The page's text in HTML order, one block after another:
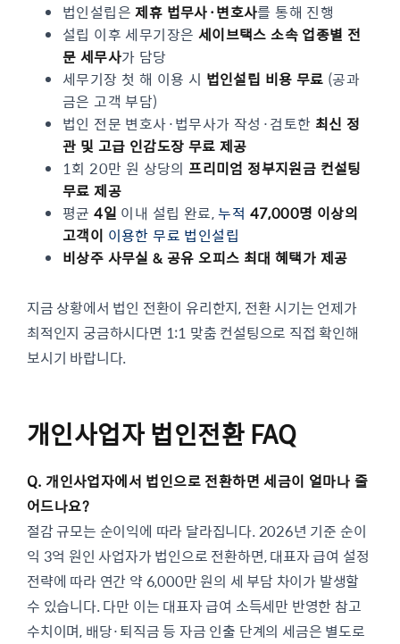
법인설립은제휴 법무사·변호사를 통해 진행
설립 이후 세무기장은 세이브택스 소속 업종별 전
문 세무사가 담당
세무기장 첫 해 이용 시 법인설립 비용 무료 (공과
금은 고객 부담)
법인 전문 변호사·법무사가 작성·검토한 최신 정
관 및 고급 인감도장 무료 제공
1회 20만 원 상당의프리미엄 정부지원금 컨설팅
무료 제공
평균4일 이내 설립 완료,누적 47,000명 이상의
고객이 이용한 무료 법인설립
비상주 사무실 & 공유 오피스 최대 혜택가 제공
지금 상황에서 법인 전환이 유리한지, 전환 시기는 언제가
최적인지 궁금하시다면 1:1 맞춤 컨설팅으로 직접 확인해
보시기 바랍니다.
개인사업자 법인전환 FAQ
Q. 개인사업자에서 법인으로 전환하면 세금이 얼마나 줄
어드나요?
절감 규모는 순이익에 따라 달라집니다. 2026년 기준 순이
익 3억 원인 사업자가 법인으로 전환하면, 대표자 급여 설정
전략에 따라 연간 약 6,000만 원의 세 부담 차이가 발생할
수 있습니다. 다만 이는 대표자 급여 소득세만 반영한 참고
수치이며, 배당·퇴직금 등 자금 인출 단계의 세금은 별도로